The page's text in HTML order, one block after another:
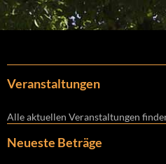
Veranstaltungen
Alle aktuellen Veranstaltungen
Neueste Beträge